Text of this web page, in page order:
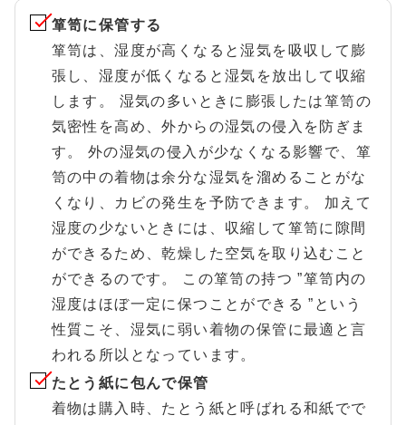
箪笥に保管する
箪笥は、湿度が高くなると湿気を吸収して膨
張し、湿度が低くなると湿気を放出して収縮
します。 湿気の多いときに膨張したは箪笥の
気密性を高め、外からの湿気の侵入を防ぎま
す。 外の湿気の侵入が少なくなる影響で、箪
笥の中の着物は余分な湿気を溜めることがな
くなり、カビの発生を予防できます。 加えて
湿度の少ないときには、収縮して箪笥に隙間
ができるため、乾燥した空気を取り込むこと
ができるのです。 この箪笥の持つ ”箪笥内の
湿度はほぼ一定に保つことができる ”という
性質こそ、湿気に弱い着物の保管に最適と言
われる所以となっています。
たとう紙に包んで保管
着物は購入時、たとう紙と呼ばれる和紙でで